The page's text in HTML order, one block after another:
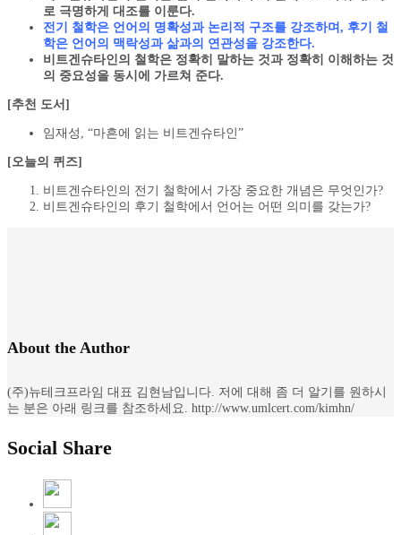
로 극명하게 대조를 이룬다.
전기 철학은 언어의 명확성과 논리적 구조를 강조하며, 후기 철
학은 언어의 맥락성과 삶과의 연관성을 강조한다.
비트겐슈타인의 철학은 정확히 말하는 것과 정확히 이해하는 것
의 중요성을 동시에 가르쳐 준다.
[추천 도서]
임재성, “마흔에 읽는 비트겐슈타인”
[오늘의 퀴즈]
비트겐슈타인의 전기 철학에서 가장 중요한 개념은 무엇인가?
비트겐슈타인의 후기 철학에서 언어는 어떤 의미를 갖는가?
About the Author
(주)뉴테크프라임 대표 김현남입니다. 저에 대해 좀 더 알기를 원하시
는 분은 아래 링크를 참조하세요. http://www.umlcert.com/kimhn/
Social Share